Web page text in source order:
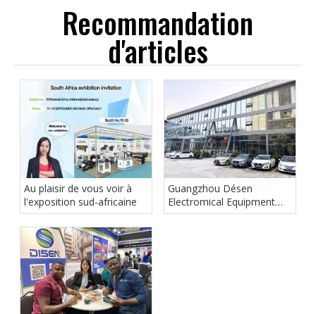
Recommandation
d'articles
Au plaisir de vous voir à
l'exposition sud-africaine
Guangzhou Désen
Electromical Equipment
Co., Ltd